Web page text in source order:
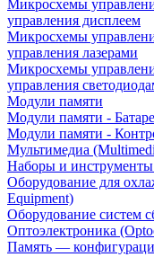
Микросхемы
управления дисплеем
Микросхемы
управления лазерами
Микросхемы
управления
Модули памяти
Модули памяти -
Модули памяти -
Мультимедиа
Наборы и
Оборудование для
Equipment)
Оборудование систем
Оптоэлектроника
Память —